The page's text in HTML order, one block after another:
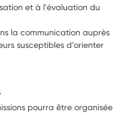
et à l'évaluation du
la communication auprès
susceptibles d’orienter
pourra être organisée